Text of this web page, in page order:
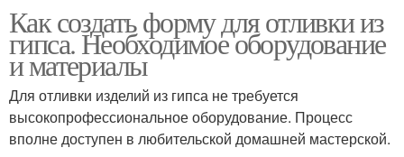
Как создать форму для отливки из
гипса. Необходимое оборудование
и материалы
Для отливки изделий из гипса не требуется
высокопрофессиональное оборудование. Процесс
вполне доступен в любительской домашней мастерской.